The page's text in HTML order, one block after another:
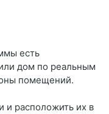
есть
дом по реальным
помещений.
и расположить их в